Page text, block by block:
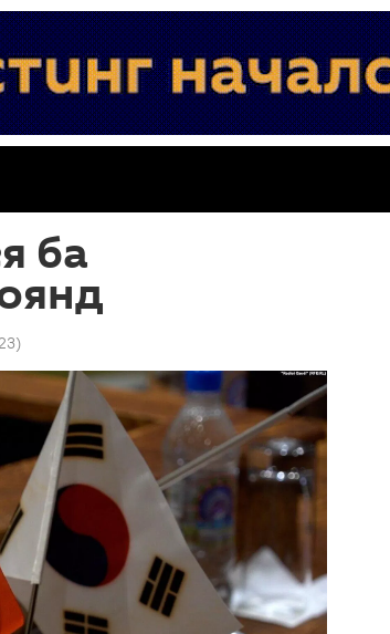
ба
)